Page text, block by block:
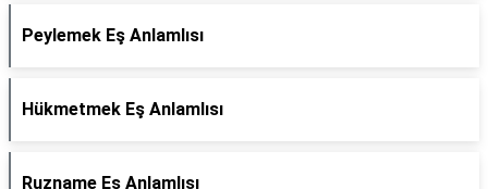
Peylemek Eş Anlamlısı
Hükmetmek Eş Anlamlısı
Ruzname Eş Anlamlısı